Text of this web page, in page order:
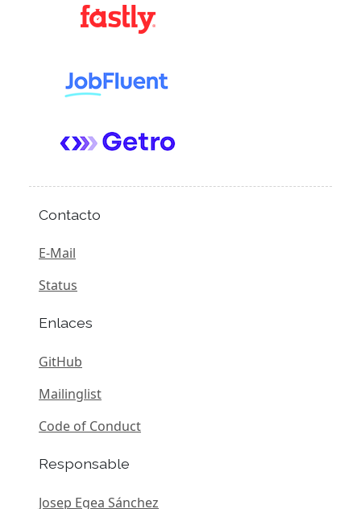
Contacto
E-Mail
Status
Enlaces
GitHub
Mailinglist
Code of Conduct
Responsable
Josep Egea Sánchez